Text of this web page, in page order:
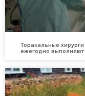
Торакальные
ежегодно